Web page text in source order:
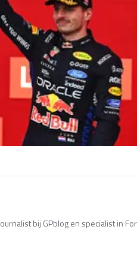
bij GPblog en specialist in